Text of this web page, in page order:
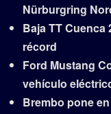
Nürburgring
Baja TT
récord
Ford Mustang
vehículo
Brembo pone